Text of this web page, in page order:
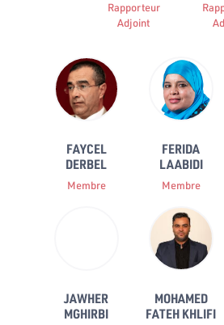
Rapporteur
Adjoint
FAYCEL
DERBEL
Membre
FERIDA
LAABIDI
Membre
JAWHER
MGHIRBI
MOHAMED
FATEH KHLIFI